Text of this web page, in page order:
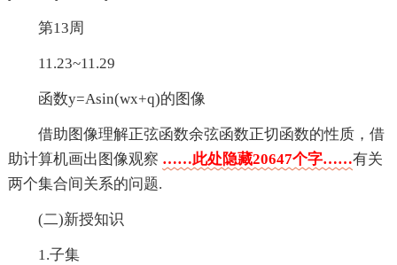
第13周
11.23~11.29
函数y=Asin(wx+q)的图像
借助图像理解正弦函数余弦函数正切函数的性质，借
助计算机画出图像观察 ……此处隐藏20647个字……有关
两个集合间关系的问题.
(二)新授知识
1.子集